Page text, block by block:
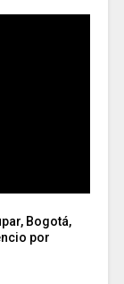
Bogotá,
por